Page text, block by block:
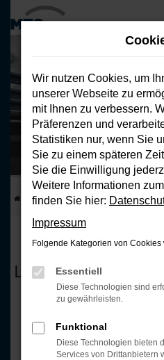
Hauptinhalt
springen
Alfa Romeo
Privatleasing ohne
Energieverbrauch: 15,1 kWh/100
Klasse: A
Startseite Top Deals Alfa Romeo
DER ALFA
LEASING NUR FÜR
Entdecken Sie den Alfa
elektrisch und
Leasingangebot
Einstieg in die
Wir nutzen Cookies, um
unserer Webseite zu
mit Ihnen zu verbessern.
Präferenzen und
Statistiken nur, wenn Sie
Sie zu einem späteren
Sie die Einwilligung
Weitere Informationen
finden Sie hier:
Impressum
Folgende Kategorien von
Essentiell
Diese Technologien sind
zu gewährleisten.
Funktional
Diese Technologien bieten
Services von Drittanbietern